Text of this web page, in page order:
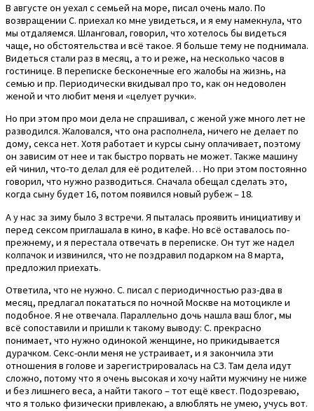
В августе он уехал с семьей на море, писал очень мало. По
возвращении С. приехал ко мне увидеться, и я ему намекнула, что
мы отдаляемся. Шланговал, говорил, что хотелось бы видеться
чаще, но обстоятельства и всё такое. Я больше тему не поднимала.
Видеться стали раз в месяц, а то и реже, на несколько часов в
гостинице. В переписке бесконечные его жалобы на жизнь, на
семью и пр. Периодически вкидывал про то, как он недоволен
женой и что любит меня и «целует ручки».
Но при этом про мои дела не спрашивал, с женой уже много лет не
разводился. Жаловался, что она располнела, ничего не делает по
дому, секса нет. Хотя работает и курсы сыну оплачивает, поэтому
он зависим от нее и так быстро порвать не может. Также машину
ей чинил, что-то делал для её родителей… Но при этом постоянно
говорил, что нужно разводиться. Сначала обещал сделать это,
когда сыну будет 16, потом появился новый рубеж – 18.
А у нас за зиму было 3 встречи. Я пыталась проявить инициативу и
перед сексом приглашала в кино, в кафе. Но всё оставалось по-
прежнему, и я перестала отвечать в переписке. Он тут же надел
колпачок и извинился, что не поздравил подарком на 8 марта,
предложил приехать.
Ответила, что не нужно. С. писал с периодичностью раз-два в
месяц, предлагал покататься по ночной Москве на мотоцикле и
подобное. Я не отвечала. Параллельно дочь нашла ваш блог, мы
всё сопоставили и пришли к такому выводу: С. прекрасно
понимает, что нужно одинокой женщине, но прикидывается
дурачком. Секс-онли меня не устраивает, и я закончила эти
отношения в голове и зарегистрировалась на СЗ. Там дела идут
сложно, потому что я очень высокая и хочу найти мужчину не ниже
и без лишнего веса, а найти такого – тот ещё квест. Подозреваю,
что я только физически привлекаю, а влюблять не умею, учусь вот.